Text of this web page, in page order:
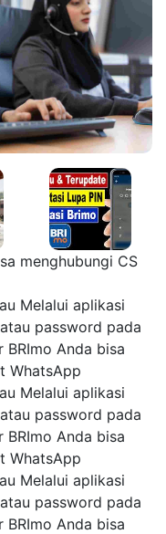
menghubungi CS
Melalui aplikasi
password pada
BRImo Anda bisa
WhatsApp
Melalui aplikasi
password pada
BRImo Anda bisa
WhatsApp
Melalui aplikasi
password pada
BRImo Anda bisa